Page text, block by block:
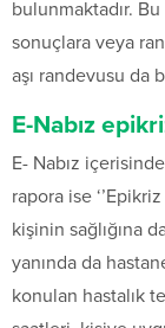
bulunmaktadır.
sonuçlara veya
aşı randevusu da
E-Nabız
E- Nabız
rapora ise
kişinin sağlığına
yanında da
konulan hastalık